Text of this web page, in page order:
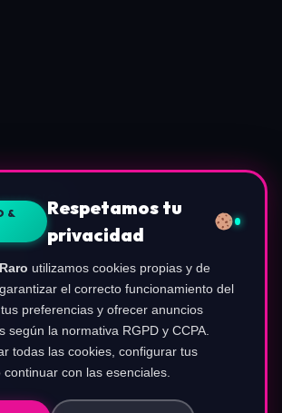
&
Respetamos tu
privacidad
utilizamos cookies propias y de
el correcto funcionamiento del
preferencias y ofrecer anuncios
según la normativa RGPD y CCPA.
todas las cookies, configurar tus
con las esenciales.